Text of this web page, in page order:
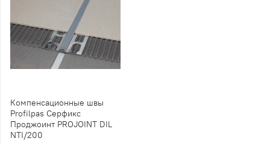
Компенсационные швы
Profilpas Серфикс
Проджоинт PROJOINT DIL
NTI/200